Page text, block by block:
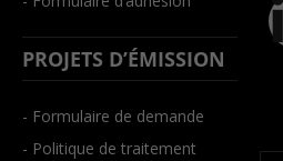
PROJETS D’ÉMISSION
- Formulaire de demande
- Politique de traitement